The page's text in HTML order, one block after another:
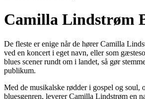
Camilla Lindstrøm
De fleste er enige når de hører Camilla
ved en koncert i eget navn, eller som
blues scener rundt om i landet, så gør
publikum.
Med de musikalske rødder i gospel og soul,
bluesgenren, leverer Camilla Lindstrøm en